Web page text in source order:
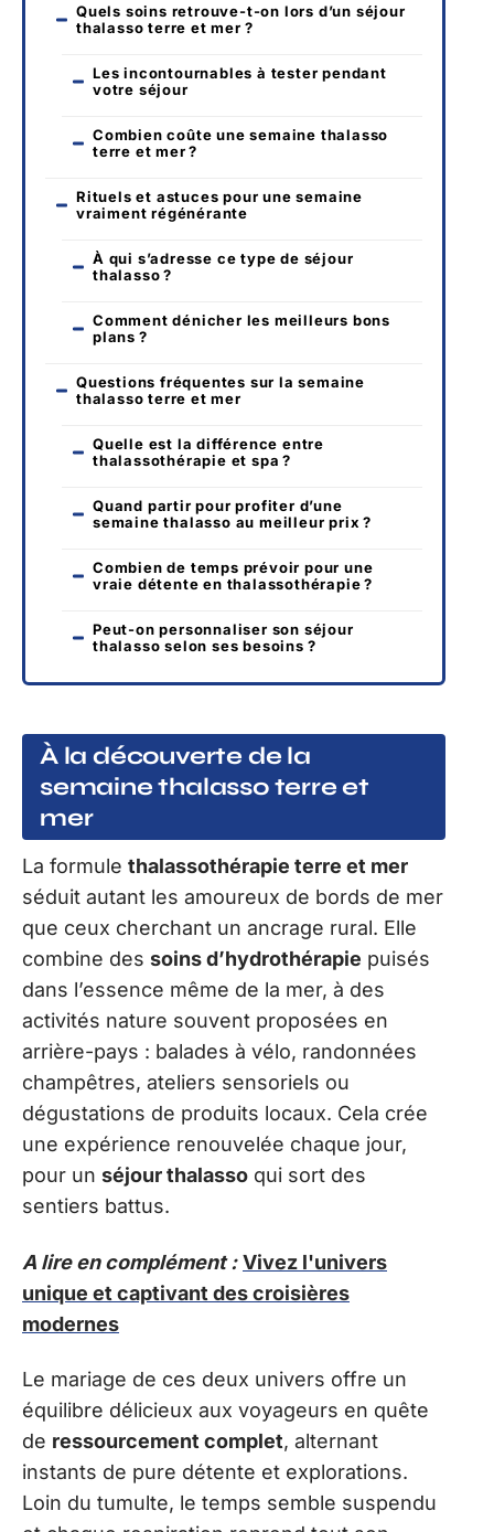
Quels soins retrouve-t-on lors d’un séjour
thalasso terre et mer ?
Les incontournables à tester pendant
votre séjour
Combien coûte une semaine thalasso
terre et mer ?
Rituels et astuces pour une semaine
vraiment régénérante
À qui s’adresse ce type de séjour
thalasso ?
Comment dénicher les meilleurs bons
plans ?
Questions fréquentes sur la semaine
thalasso terre et mer
Quelle est la différence entre
thalassothérapie et spa ?
Quand partir pour profiter d’une
semaine thalasso au meilleur prix ?
Combien de temps prévoir pour une
vraie détente en thalassothérapie ?
Peut-on personnaliser son séjour
thalasso selon ses besoins ?
À la découverte de la
semaine thalasso terre et
mer
La formule thalassothérapie terre et mer
séduit autant les amoureux de bords de mer
que ceux cherchant un ancrage rural. Elle
combine des soins d’hydrothérapie puisés
dans l’essence même de la mer, à des
activités nature souvent proposées en
arrière-pays : balades à vélo, randonnées
champêtres, ateliers sensoriels ou
dégustations de produits locaux. Cela crée
une expérience renouvelée chaque jour,
pour un séjour thalasso qui sort des
sentiers battus.
A lire en complément : Vivez l'univers
unique et captivant des croisières
modernes
Le mariage de ces deux univers offre un
équilibre délicieux aux voyageurs en quête
de ressourcement complet, alternant
instants de pure détente et explorations.
Loin du tumulte, le temps semble suspendu